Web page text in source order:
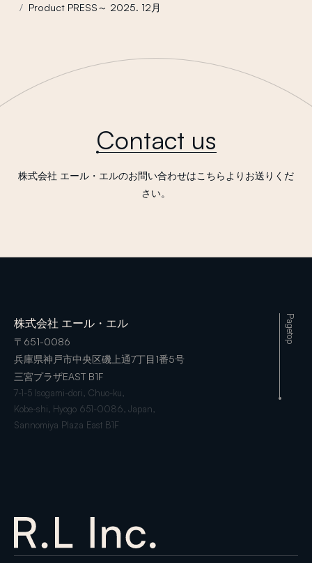
Product PRESS～ 2025. 12月
Contact us
株式会社 エール・エルのお問い合わせはこちらよりお送りくだ
さい。
株式会社 エール・エル
〒651-0086
兵庫県神戸市中央区磯上通7丁目1番5号
三宮プラザEAST B1F
7-1-5 Isogami-dori, Chuo-ku,
Kobe-shi, Hyogo 651-0086, Japan,
Sannomiya Plaza East B1F
Pagetop